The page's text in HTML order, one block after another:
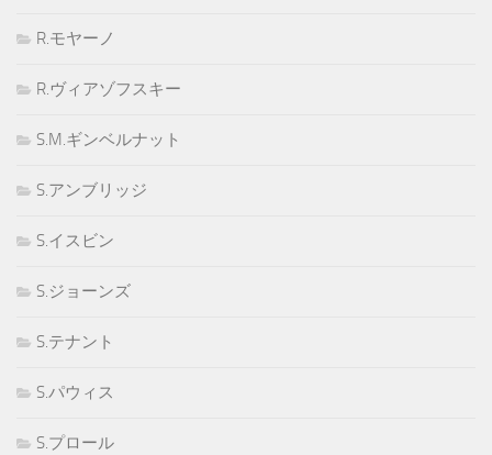
R.モヤーノ
R.ヴィアゾフスキー
S.M.ギンベルナット
S.アンブリッジ
S.イスビン
S.ジョーンズ
S.テナント
S.パウィス
S.プロール